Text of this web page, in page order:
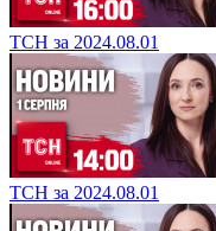
ТСН за 2024.08.01
ТСН за 2024.08.01